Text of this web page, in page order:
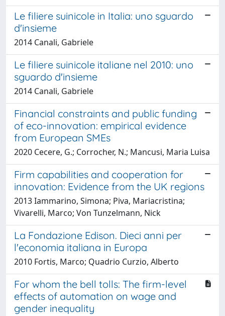
Le filiere suinicole in Italia: uno sguardo
d'insieme
2014 Canali, Gabriele
Le filiere suinicole italiane nel 2010: uno
sguardo d'insieme
2014 Canali, Gabriele
Financial constraints and public funding
of eco-innovation: empirical evidence
from European SMEs
2020 Cecere, G.; Corrocher, N.; Mancusi, Maria Luisa
Firm capabilities and cooperation for
innovation: Evidence from the UK regions
2013 Iammarino, Simona; Piva, Mariacristina;
Vivarelli, Marco; Von Tunzelmann, Nick
La Fondazione Edison. Dieci anni per
l'economia italiana in Europa
2010 Fortis, Marco; Quadrio Curzio, Alberto
For whom the bell tolls: The firm-level
effects of automation on wage and
gender inequality